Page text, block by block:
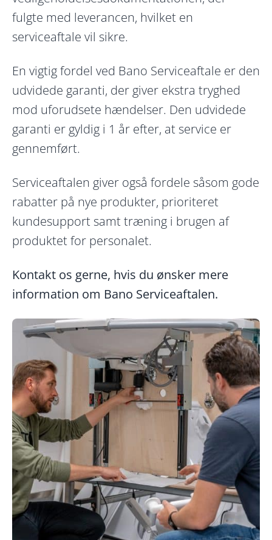
fulgte med leverancen, hvilket en
serviceaftale vil sikre.
En vigtig fordel ved Bano Serviceaftale er den
udvidede garanti, der giver ekstra tryghed
mod uforudsete hændelser. Den udvidede
garanti er gyldig i 1 år efter, at service er
gennemført.
Serviceaftalen giver også fordele såsom gode
rabatter på nye produkter, prioriteret
kundesupport samt træning i brugen af
produktet for personalet.
Kontakt os gerne, hvis du ønsker mere
information om Bano Serviceaftalen.